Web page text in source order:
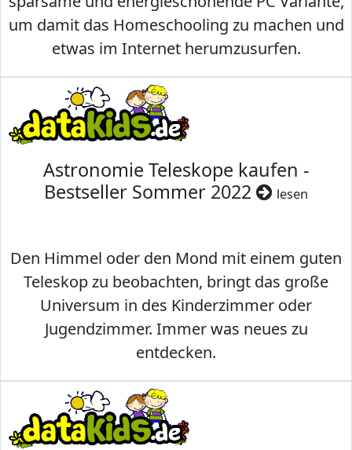
um damit das Homeschooling zu machen und
etwas im Internet herumzusurfen.
Astronomie Teleskope kaufen -
Bestseller Sommer 2022
lesen
Den Himmel oder den Mond mit einem guten
Teleskop zu beobachten, bringt das große
Universum in des Kinderzimmer oder
Jugendzimmer. Immer was neues zu
entdecken.